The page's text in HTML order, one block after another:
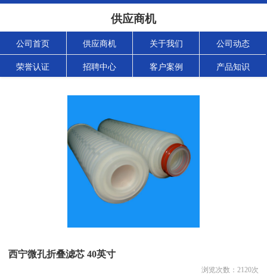
供应商机
公司首页 供应商机 关于我们 公司动态
荣誉认证 招聘中心 客户案例 产品知识
西宁微孔折叠滤芯 40英寸
浏览次数： 2120次